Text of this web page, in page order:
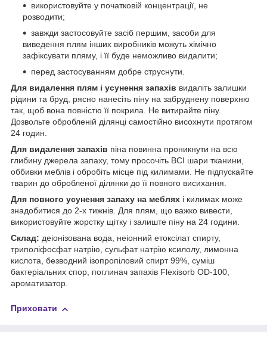
використовуйте у початковій концентрації, не
розводити;
завжди застосовуйте засіб першим, засоби для
виведення плям інших виробників можуть хімічно
зафіксувати пляму, і її буде неможливо видалити;
перед застосуванням добре струснути.
Для видалення плям і усунення запахів видаліть залишки
рідини та бруд, рясно нанесіть піну на забруднену поверхню
так, щоб вона повністю її покрила. Не витирайте піну.
Дозвольте обробленій ділянці самостійно висохнути протягом
24 годин.
Для видалення запахів піна повинна проникнути на всю
глибину джерела запаху, тому просочіть ВСІ шари тканини,
оббивки меблів і обробіть місце під килимами. Не підпускайте
тварин до обробленої ділянки до її повного висихання.
Для повного усунення запаху на меблях і килимах може
знадобитися до 2-х тижнів. Для плям, що важко вивести,
використовуйте жорстку щітку і залиште піну на 24 години.
Склад: деіонізована вода, неіонний етоксілат спирту,
триполіфосфат натрію, сульфат натрію ксилолу, лимонна
кислота, безводний ізопропіловий спирт 99%, суміш
бактеріальних спор, поглинач запахів Flexisorb OD-100,
ароматизатор.
Приховати